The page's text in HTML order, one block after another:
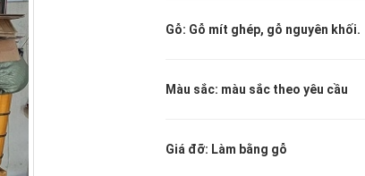
Gỗ: Gỗ mít ghép, gỗ nguyên khối.
Màu sắc: màu sắc theo yêu cầu
Giá đỡ: Làm bằng gỗ